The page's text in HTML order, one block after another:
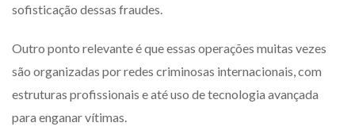
sofisticação dessas fraudes.
Outro ponto relevante é que essas operações muitas vezes
são organizadas por redes criminosas internacionais, com
estruturas profissionais e até uso de tecnologia avançada
para enganar vítimas.